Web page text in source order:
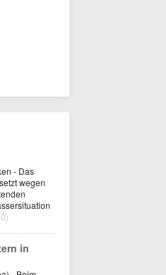
- Das
wegen
in